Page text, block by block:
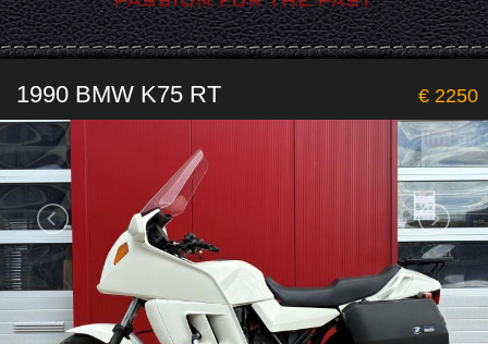
1990 BMW K75 RT € 2250